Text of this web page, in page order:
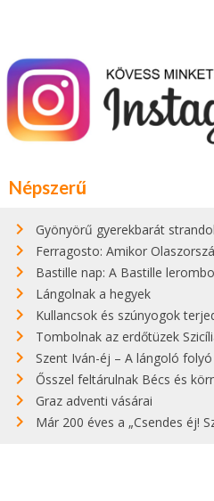
Népszerű
Gyönyörű gyerekbarát strandok
Ferragosto: Amikor
Bastille nap: A Bastille lerombolása
Lángolnak a hegyek
Kullancsok és szúnyogok
Tombolnak az erdőtüzek
Szent Iván-éj – A lángoló folyó
Ősszel feltárulnak Bécs és
Graz adventi vásárai
Már 200 éves a „Csendes éj!